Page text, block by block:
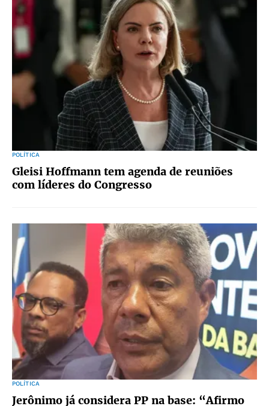
POLÍTICA
Gleisi Hoffmann tem agenda de reuniões
com líderes do Congresso
POLÍTICA
Jerônimo já considera PP na base: “Afirmo